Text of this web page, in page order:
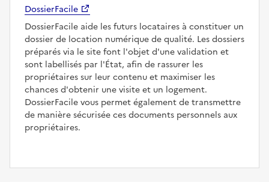
DossierFacile
DossierFacile aide les futurs locataires à constituer un
dossier de location numérique de qualité. Les dossiers
préparés via le site font l'objet d'une validation et
sont labellisés par l'État, afin de rassurer les
propriétaires sur leur contenu et maximiser les
chances d'obtenir une visite et un logement.
DossierFacile vous permet également de transmettre
de manière sécurisée ces documents personnels aux
propriétaires.